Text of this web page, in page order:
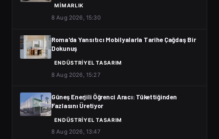
MIMARLIK
8 Aug 2026, 15:30
Roma'da Yansıtıcı Mobilyalarla Tarihe Çağdaş Bir
Dokunuş
ENDÜSTRIYEL TASARIM
8 Aug 2026, 15:27
Güneş Enerjili Öğrenci Aracı: Tükettiğinden
Fazlasını Üretiyor
ENDÜSTRIYEL TASARIM
8 Aug 2026, 13:47